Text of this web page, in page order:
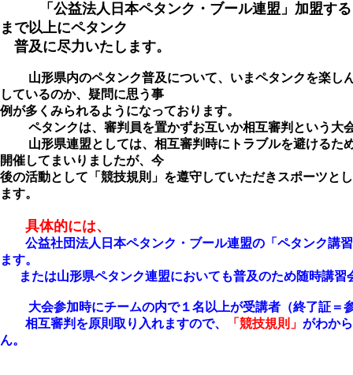
「公益法人日本ペタンク・ブール連盟」加盟す
まで以上にペタンク
普及に尽力いたします。
山形県内のペタンク普及について、いまペタンクを楽
しているのか、疑問に思う事
例が多くみられるようになっております。
ペタンクは、審判員を置かずお互いか相互審判という大
山形県連盟としては、相互審判時にトラブルを避けるた
開催してまいりましたが、今
後の活動として「競技規則」を遵守していただきスポーツと
ます。
具体的には、
公益社団法人日本ペタンク・ブール連盟の「ペタンク講
ます。
または山形県ペタンク連盟においても普及のため随時講習
大会参加時にチームの内で１名以上が受講者（終了証＝
相互審判を原則取り入れますので、
「競技規則」 がわか
ん。